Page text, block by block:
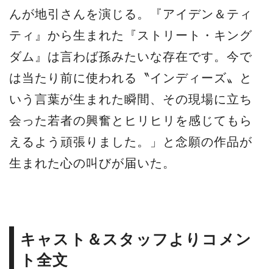
んが地引さんを演じる。『アイデン＆ティ
ティ』から⽣まれた『ストリート・キング
ダム』は⾔わば孫みたいな存在です。今で
は当たり前に使われる〝インディーズ〟と
いう⾔葉が⽣まれた瞬間、その現場に⽴ち
会った若者の興奮とヒリヒリを感じてもら
えるよう頑張りました。」と念願の作品が
⽣まれた⼼の叫びが届いた。
キャスト＆スタッフよりコメン
ト全文